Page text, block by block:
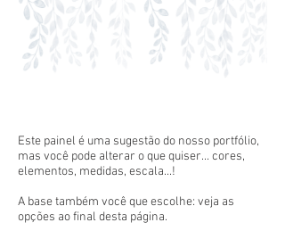
Este painel é uma sugestão do nosso portfólio,
mas você pode alterar o que quiser... cores,
elementos, medidas, escala...!
A base também você que escolhe: veja as
opções ao final desta página.